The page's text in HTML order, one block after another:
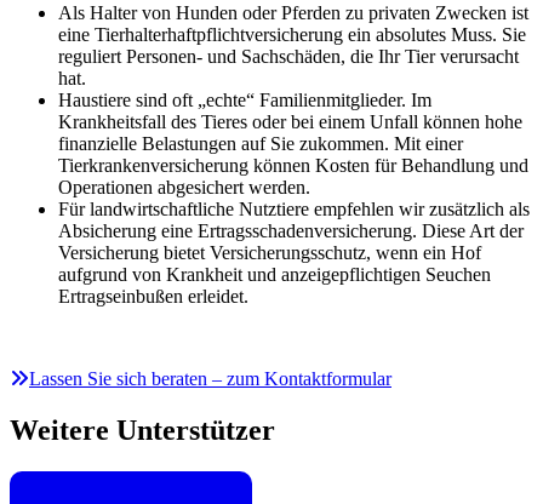
Als Halter von Hunden oder Pferden zu privaten Zwecken ist
eine Tierhalterhaftpflichtversicherung ein absolutes Muss. Sie
reguliert Personen- und Sachschäden, die Ihr Tier verursacht
hat.
Haustiere sind oft „echte“ Familienmitglieder. Im
Krankheitsfall des Tieres oder bei einem Unfall können hohe
finanzielle Belastungen auf Sie zukommen. Mit einer
Tierkrankenversicherung können Kosten für Behandlung und
Operationen abgesichert werden.
Für landwirtschaftliche Nutztiere empfehlen wir zusätzlich als
Absicherung eine Ertragsschadenversicherung. Diese Art der
Versicherung bietet Versicherungsschutz, wenn ein Hof
aufgrund von Krankheit und anzeigepflichtigen Seuchen
Ertragseinbußen erleidet.
Lassen Sie sich beraten – zum Kontaktformular
Weitere Unterstützer